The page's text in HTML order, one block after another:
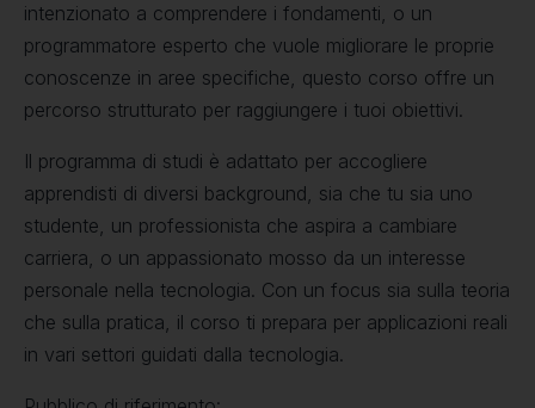
intenzionato a comprendere i fondamenti, o un
programmatore esperto che vuole migliorare le proprie
conoscenze in aree specifiche, questo corso offre un
percorso strutturato per raggiungere i tuoi obiettivi.
Il programma di studi è adattato per accogliere
apprendisti di diversi background, sia che tu sia uno
studente, un professionista che aspira a cambiare
carriera, o un appassionato mosso da un interesse
personale nella tecnologia. Con un focus sia sulla teoria
che sulla pratica, il corso ti prepara per applicazioni reali
in vari settori guidati dalla tecnologia.